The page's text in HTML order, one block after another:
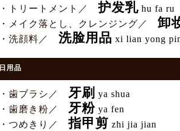
・トリートメント／
护发乳 hu fa ru
・メイク落とし、クレンジング／
卸
・洗顔料／ 洗脸用品 xi lian yong
日用品
・歯ブラシ／ 牙刷 ya shua
・歯磨き粉／
牙粉 ya fen
・つめきり／
指甲剪 zhi jia jian